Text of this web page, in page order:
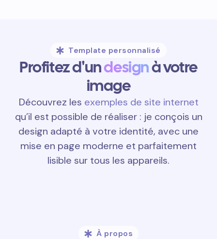
Template personnalisé
Profitez d'undesignà votre
image
Découvrez les exemples de site internet
qu’il est possible de réaliser : je conçois un
design adapté à votre identité, avec une
mise en page moderne et parfaitement
lisible sur tous les appareils.
À propos